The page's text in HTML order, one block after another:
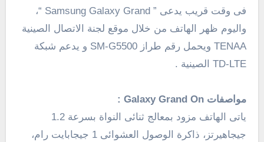
فى وقت قريب يدعى ” Samsung Galaxy Grand “،
واليوم ظهر الهاتف من خلال موقع لجنة الاتصال الصينية
TENAA ويحمل رقم طراز
SM-G5500
و يدعم شبكة
TD- LTE الصينية .
مواصفات Galaxy Grand On :
ياتى الهاتف مزود بمعالج ثنائى النواة بسرعة 1.2
جيجاهيرتز، ذاكرة الوصول العشوائى 1 جيجابايت رام،